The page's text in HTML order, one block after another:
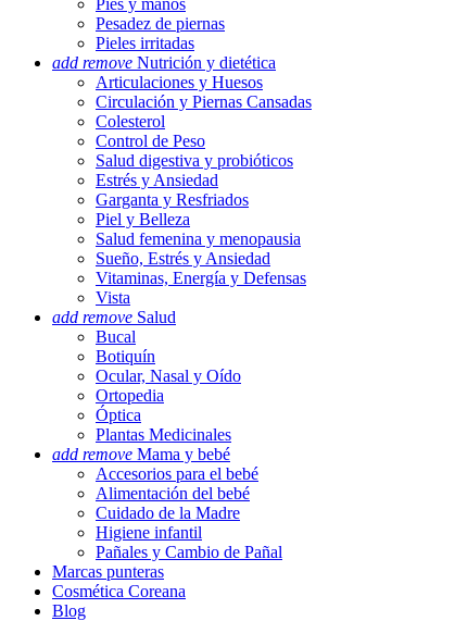
Pies y manos
Pesadez de piernas
Pieles irritadas
add remove Nutrición y dietética
Articulaciones y Huesos
Circulación y Piernas Cansadas
Colesterol
Control de Peso
Salud digestiva y probióticos
Estrés y Ansiedad
Garganta y Resfriados
Piel y Belleza
Salud femenina y menopausia
Sueño, Estrés y Ansiedad
Vitaminas, Energía y Defensas
Vista
add remove Salud
Bucal
Botiquín
Ocular, Nasal y Oído
Ortopedia
Óptica
Plantas Medicinales
add remove Mama y bebé
Accesorios para el bebé
Alimentación del bebé
Cuidado de la Madre
Higiene infantil
Pañales y Cambio de Pañal
Marcas punteras
Cosmética Coreana
Blog